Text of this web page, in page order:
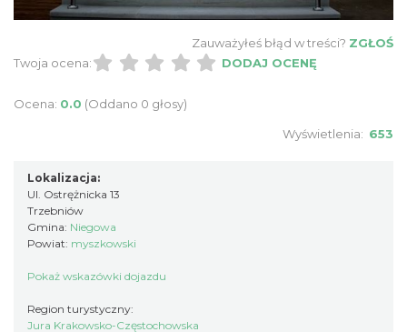
Zauważyłeś błąd w treści? ZGŁOŚ
Twoja ocena:
DODAJ OCENĘ
Ocena: 0.0 (Oddano 0 głosy)
Wyświetlenia: 653
Lokalizacja:
Ul. Ostrężnicka 13
Trzebniów
Gmina: Niegowa
Powiat: myszkowski
Pokaż wskazówki dojazdu
Region turystyczny:
Jura Krakowsko-Częstochowska